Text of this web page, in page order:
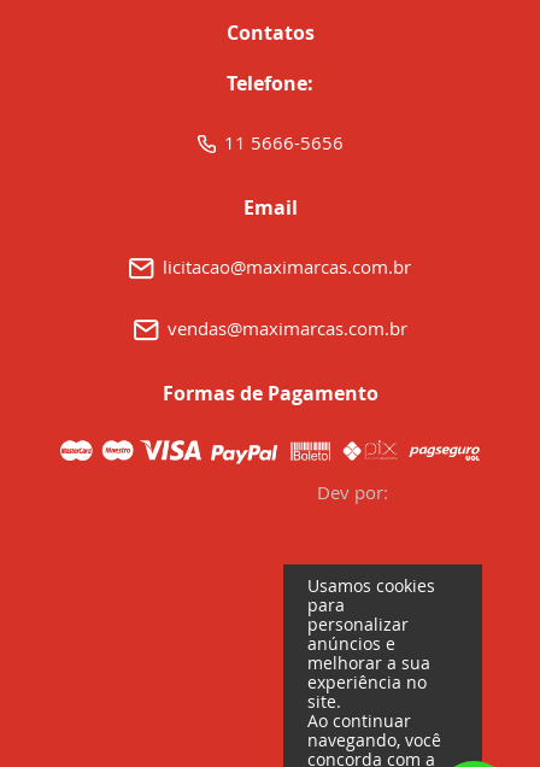
Usamos cookies
para
personalizar
anúncios e
melhorar a sua
experiência no
site.
Ao continuar
navegando, você
concorda com a
Contatos
Telefone:
11 5666-5656
Email
licitacao@maximarcas.com.br
vendas@maximarcas.com.br
Formas de Pagamento
Dev por: